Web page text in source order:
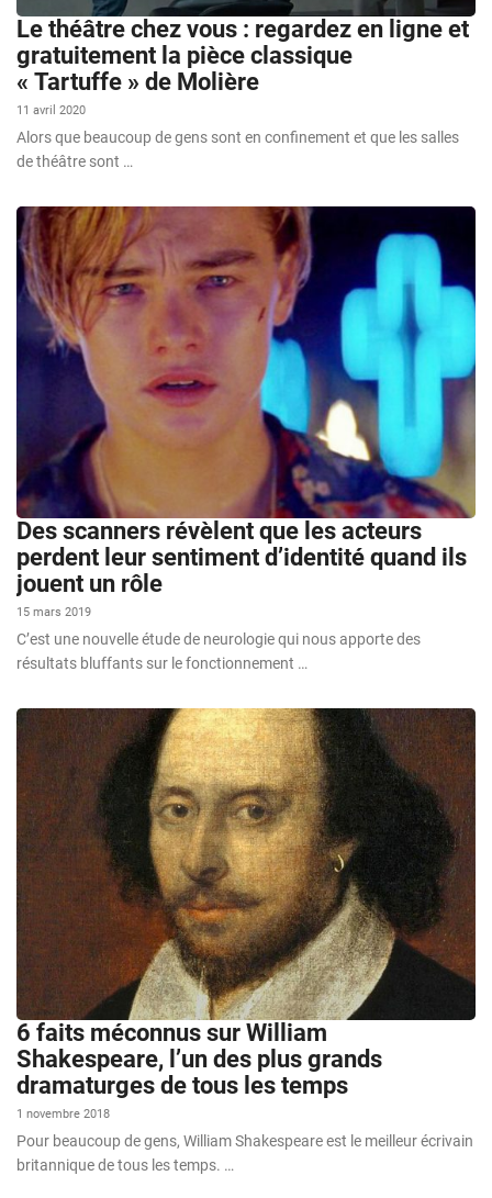
Le théâtre chez vous : regardez en ligne et
gratuitement la pièce classique
« Tartuffe » de Molière
11 avril 2020
Alors que beaucoup de gens sont en confinement et que les salles
de théâtre sont …
Des scanners révèlent que les acteurs
perdent leur sentiment d’identité quand ils
jouent un rôle
15 mars 2019
C’est une nouvelle étude de neurologie qui nous apporte des
résultats bluffants sur le fonctionnement …
6 faits méconnus sur William
Shakespeare, l’un des plus grands
dramaturges de tous les temps
1 novembre 2018
Pour beaucoup de gens, William Shakespeare est le meilleur écrivain
britannique de tous les temps. …